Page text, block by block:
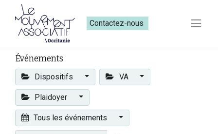
Contactez-nous​​
Événements
Dispositifs VA
Plaidoyer
Tous les événements